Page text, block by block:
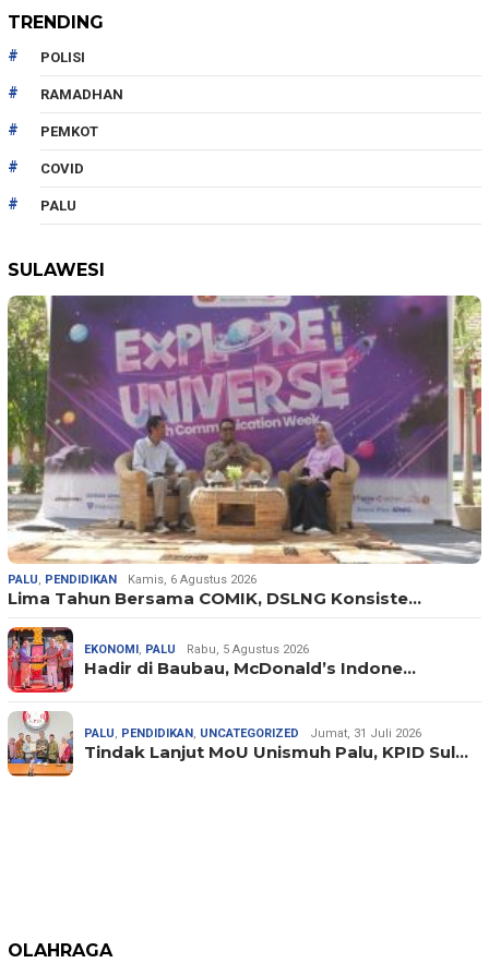
TRENDING
POLISI
RAMADHAN
PEMKOT
COVID
PALU
SULAWESI
PALU, PENDIDIKAN Kamis, 6 Agustus 2026
Lima Tahun Bersama COMIK, DSLNG Konsiste…
EKONOMI , PALU Rabu, 5 Agustus 2026
Hadir di Baubau, McDonald’s Indone…
PALU, PENDIDIKAN , UNCATEGORIZED Jumat, 31 Juli 2026
Tindak Lanjut MoU Unismuh Palu, KPID Sul…
OLAHRAGA